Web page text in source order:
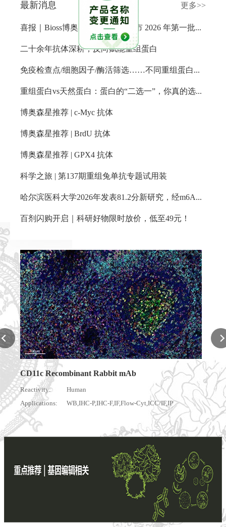
最新消息 更多>>
喜报｜Bioss博奥森生物入选北京市 2026 年第一批拟入库科技型中小企业名单
二十余年抗体深耕，反向赋能重组蛋白
免疫检查点/细胞因子/酶活筛选……不同重组蛋白的表达系统到底怎么挑？
重组蛋白vs天然蛋白：蛋白的“二选一”，你真的选对了吗？
博奥森星推荐 | c-Myc 抗体
博奥森星推荐 | BrdU 抗体
博奥森星推荐 | GPX4 抗体
科学之旅 | 第137期重组兔单抗专题试用装
哈尔滨医科大学2026年发表81.2分新研究，经m6A修饰的circArhgap26通过抑制PKP1棕榈酰化减轻心肌缺血再灌注损伤
百剂闪购开启｜科研好物限时放价，低至49元！
Cyt,ICC/IF,IP
P53 Recombinant Rabbit mAb
Reactivity:
Human
Applications:
WB,IHC-P,IHC-F,IF,Flow-Cyt,ICC/